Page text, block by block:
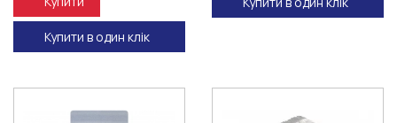
Купити в один клік